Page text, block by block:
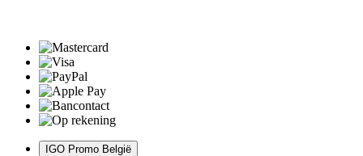
IGO Promo België